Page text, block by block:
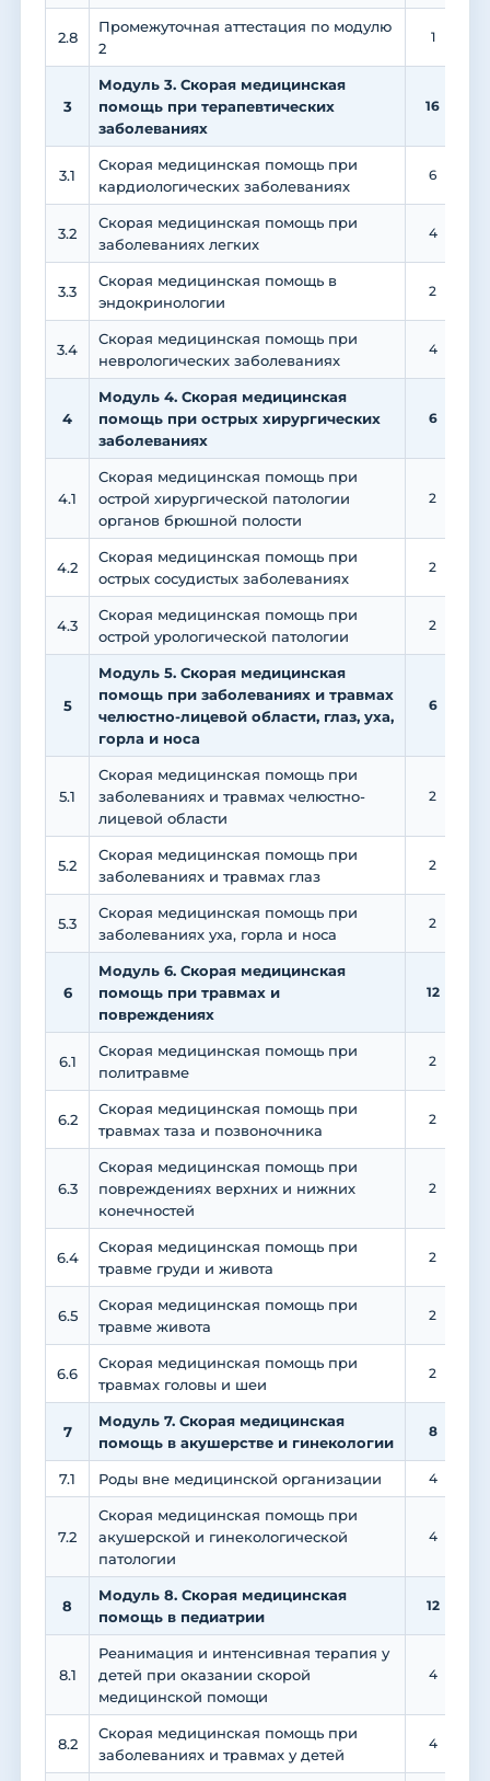
2.8
Промежуточная аттестация по модулю
2
1
3
Модуль 3. Скорая медицинская
помощь при терапевтических
заболеваниях
16
3.1
Скорая медицинская помощь при
кардиологических заболеваниях
6
3.2
Скорая медицинская помощь при
заболеваниях легких
4
3.3
Скорая медицинская помощь в
эндокринологии
2
3.4
Скорая медицинская помощь при
неврологических заболеваниях
4
4
Модуль 4. Скорая медицинская
помощь при острых хирургических
заболеваниях
6
4.1
Скорая медицинская помощь при
острой хирургической патологии
органов брюшной полости
2
4.2
Скорая медицинская помощь при
острых сосудистых заболеваниях
2
4.3
Скорая медицинская помощь при
острой урологической патологии
2
5
Модуль 5. Скорая медицинская
помощь при заболеваниях и травмах
челюстно-лицевой области, глаз, уха,
горла и носа
6
5.1
Скорая медицинская помощь при
заболеваниях и травмах челюстно-
лицевой области
2
5.2
Скорая медицинская помощь при
заболеваниях и травмах глаз
2
5.3
Скорая медицинская помощь при
заболеваниях уха, горла и носа
2
6
Модуль 6. Скорая медицинская
помощь при травмах и
повреждениях
12
6.1
Скорая медицинская помощь при
политравме
2
6.2
Скорая медицинская помощь при
травмах таза и позвоночника
2
6.3
Скорая медицинская помощь при
повреждениях верхних и нижних
конечностей
2
6.4
Скорая медицинская помощь при
травме груди и живота
2
6.5
Скорая медицинская помощь при
травме живота
2
6.6
Скорая медицинская помощь при
травмах головы и шеи
2
7
Модуль 7. Скорая медицинская
помощь в акушерстве и гинекологии
8
7.1 Роды вне медицинской организации 4
7.2
Скорая медицинская помощь при
акушерской и гинекологической
патологии
4
8
Модуль 8. Скорая медицинская
помощь в педиатрии
12
8.1
Реанимация и интенсивная терапия у
детей при оказании скорой
медицинской помощи
4
8.2
Скорая медицинская помощь при
заболеваниях и травмах у детей
4